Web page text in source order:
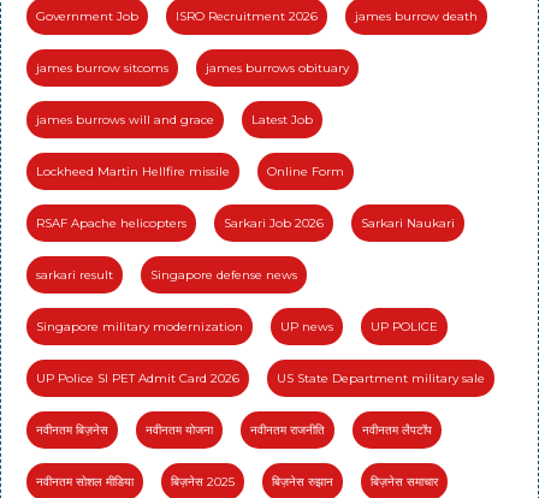
Government Job ISRO Recruitment 2026 james burrow death
james burrow sitcoms james burrows obituary
james burrows will and grace Latest Job
Lockheed Martin Hellfire missile Online Form
RSAF Apache helicopters Sarkari Job 2026 Sarkari Naukari
sarkari result Singapore defense news
Singapore military modernization UP news UP POLICE
UP Police SI PET Admit Card 2026 US State Department military sale
नवीनतम बिज़नेस नवीनतम योजना नवीनतम राजनीति नवीनतम लैपटॉप
नवीनतम सोशल मीडिया बिज़नेस 2025 बिज़नेस रुझान बिज़नेस समाचार